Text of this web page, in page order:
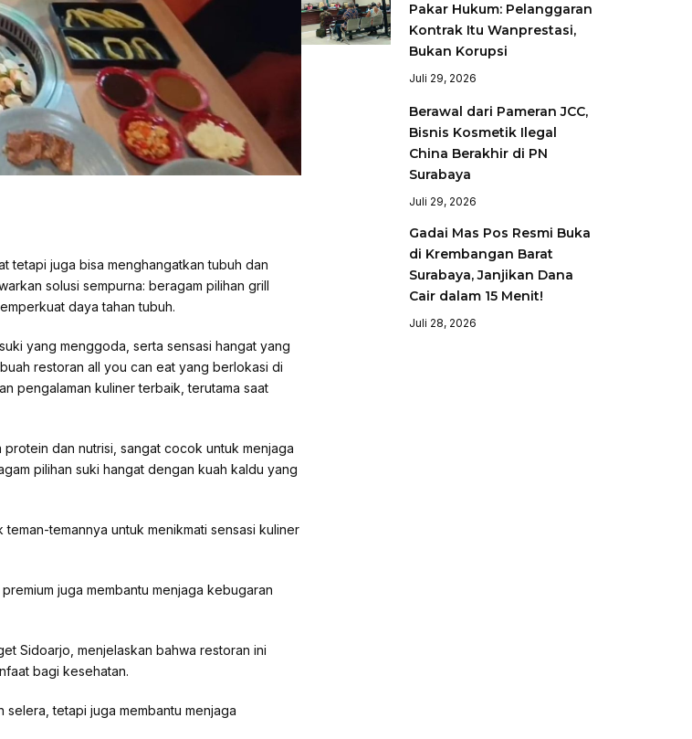
tetapi juga bisa menghangatkan tubuh dan
solusi sempurna: beragam pilihan grill
daya tahan tubuh.
yang menggoda, serta sensasi hangat yang
restoran all you can eat yang berlokasi di
pengalaman kuliner terbaik, terutama saat
dan nutrisi, sangat cocok untuk menjaga
pilihan suki hangat dengan kuah kaldu yang
temannya untuk menikmati sensasi kuliner
juga membantu menjaga kebugaran
Sidoarjo, menjelaskan bahwa restoran ini
bagi kesehatan.
selera, tetapi juga membantu menjaga
Pakar Hukum: Pelanggaran
Kontrak Itu Wanprestasi,
Bukan Korupsi
Juli 29, 2026
Berawal dari Pameran JCC,
Bisnis Kosmetik Ilegal
China Berakhir di PN
Surabaya
Juli 29, 2026
Gadai Mas Pos Resmi Buka
di Krembangan Barat
Surabaya, Janjikan Dana
Cair dalam 15 Menit!
Juli 28, 2026